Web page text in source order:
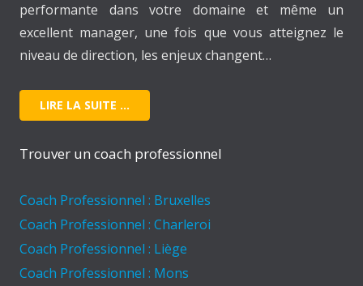
performante dans votre domaine et même un
excellent manager, une fois que vous atteignez le
niveau de direction, les enjeux changent…
LIRE LA SUITE …
Trouver un coach professionnel
Coach Professionnel : Bruxelles
Coach Professionnel : Charleroi
Coach Professionnel : Liège
Coach Professionnel : Mons